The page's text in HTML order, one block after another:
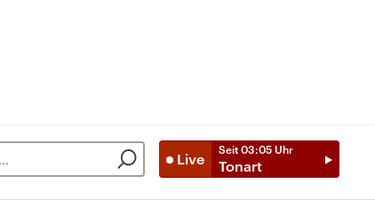
Live
Seit 03:05 Uhr
Tonart